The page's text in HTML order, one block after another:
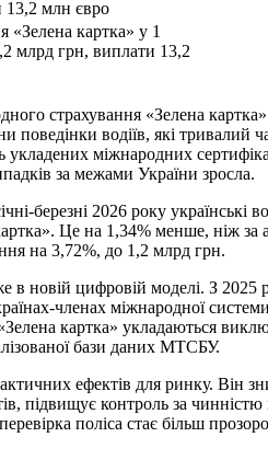
13,2 млн євро
«Зелена картка» у 1
млрд грн, виплати 13,2
страхування «Зелена
поведінки водіїв, які
укладених міжнародних
за межами України зросла.
березні 2026 року українські
Це на 1,34% менше, ніж за
на 3,72%, до 1,2 млрд грн.
в новій цифровій моделі. З 2025
членах міжнародної
картка» укладаються
бази даних МТСБУ.
ефектів для ринку. Він
підвищує контроль за
поліса стає більш